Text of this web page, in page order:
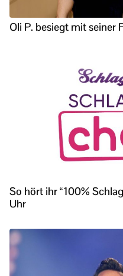
Oli P. besiegt mit seiner
So hört ihr “100%
Uhr